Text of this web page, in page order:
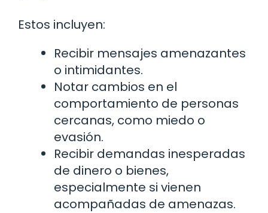
Estos incluyen:
Recibir mensajes amenazantes
o intimidantes.
Notar cambios en el
comportamiento de personas
cercanas, como miedo o
evasión.
Recibir demandas inesperadas
de dinero o bienes,
especialmente si vienen
acompañadas de amenazas.